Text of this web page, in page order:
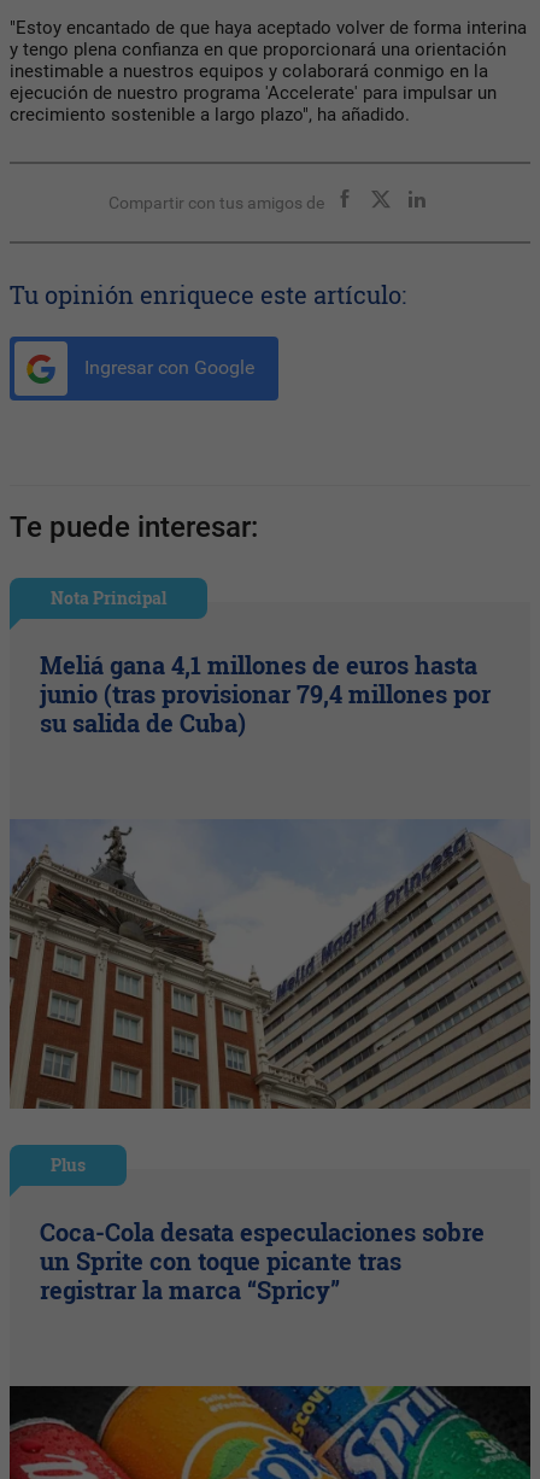
"Estoy encantado de que haya aceptado volver de forma interina
y tengo plena confianza en que proporcionará una orientación
inestimable a nuestros equipos y colaborará conmigo en la
ejecución de nuestro programa 'Accelerate' para impulsar un
crecimiento sostenible a largo plazo", ha añadido.
Compartir con tus amigos de
Tu opinión enriquece este artículo:
Ingresar con Google
Te puede interesar:
Nota Principal
Meliá gana 4,1 millones de euros hasta
junio (tras provisionar 79,4 millones por
su salida de Cuba)
Plus
Coca-Cola desata especulaciones sobre
un Sprite con toque picante tras
registrar la marca “Spricy”